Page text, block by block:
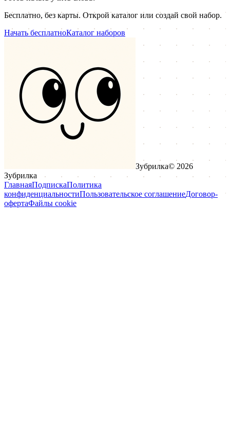
Бесплатно, без карты. Открой каталог или создай свой набор.
Начать бесплатноКаталог наборов
Зубрилка© 2026
Зубрилка
ГлавнаяПодпискаПолитика
конфиденциальностиПользовательское соглашениеДоговор-
офертаФайлы cookie